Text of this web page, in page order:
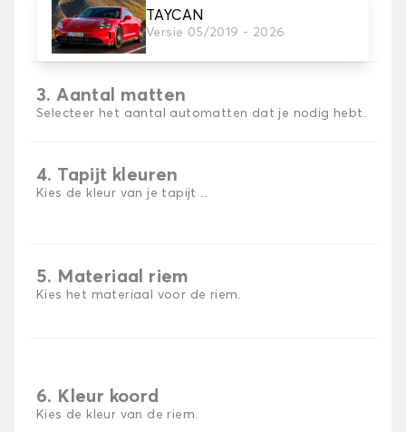
TAYCAN
Versie 05/2019 - 2026
2. Materiaal
Kies het materiaal van uw automatten
3. Aantal matten
Selecteer het aantal automatten dat je nodig hebt.
4. Tapijt kleuren
Kies de kleur van je tapijt ..
5. Materiaal riem
Kies het materiaal voor de riem.
6. Kleur koord
Kies de kleur van de riem.